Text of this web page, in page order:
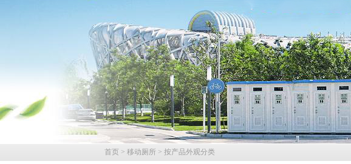
首页 > 移动厕所 > 按产品外观分类